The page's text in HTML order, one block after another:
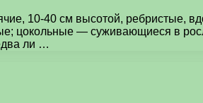
10-40 см высотой, ребристые,
цокольные — суживающиеся в
ли …